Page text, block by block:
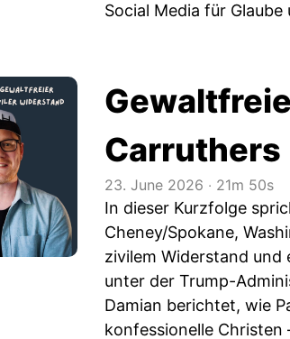
Social Media für
Carruthers
23. June 2026 ‧ 21m 50s
In dieser Kurzfolge
Cheney/Spokane,
zivilem Widerstand
unter der Trump-
Damian berichtet, wie
konfessionelle Christen